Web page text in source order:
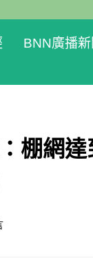
BNN廣播新
棚網